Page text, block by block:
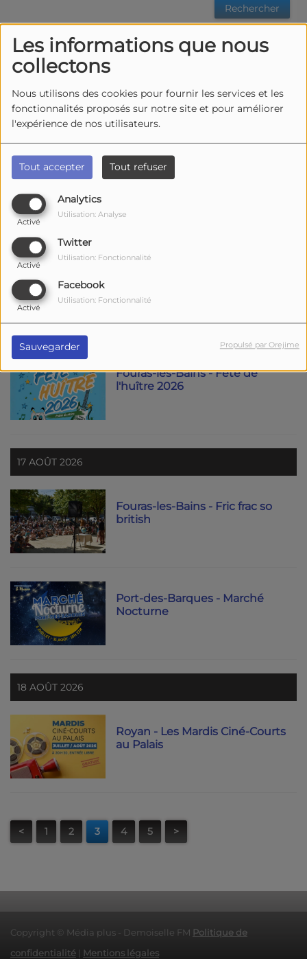
Les informations que nous
collectons
Nous utilisons des cookies pour fournir les services et les
fonctionnalités proposés sur notre site et pour améliorer
l'expérience de nos utilisateurs.
Tout accepter Tout refuser
Analytics
Activé
Utilisation: Analyse
Twitter
Activé
Utilisation: Fonctionnalité
Facebook
Activé
Utilisation: Fonctionnalité
Sauvegarder Propulsé par Orejime
13 AOÛT 2026
Saint Pierre d'Oléron -
Concerts au kiosque
14 AOÛT 2026
Band
Fouras-les-Bains - Fête de
l'huître 2026
17 AOÛT 2026
Fouras-les-Bains - Fric frac so
british
Port-des-Barques - Marché
Nocturne
18 AOÛT 2026
Royan - Les Mardis Ciné-Courts
au Palais
< 1 2 3 4 5 >
Copyright © Média plus - Demoiselle FM Politique de
confidentialité
Mentions légales